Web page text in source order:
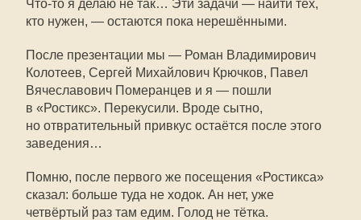
Что-то я делаю не так… Эти задачи — найти тех,
кто нужен, — остаются пока нерешёнными.
После презентации мы — Роман Владимирович
Колотеев, Сергей Михайлович Крючков, Павел
Вячеславович Померанцев и я — пошли
в «Ростикс». Перекусили. Вроде сытно,
но отвратительный привкус остаётся после этого
заведения…
Помню, после первого же посещения «Ростикса»
сказал: больше туда не ходок. Ан нет, уже
четвёртый раз там едим. Голод не тётка.